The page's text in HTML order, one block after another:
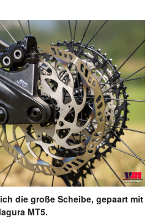
die große Scheibe, gepaart mit
MT5.